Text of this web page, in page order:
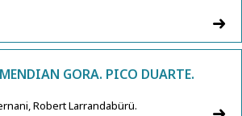
GORA. PICO DUARTE.
Robert Larrandabürü.